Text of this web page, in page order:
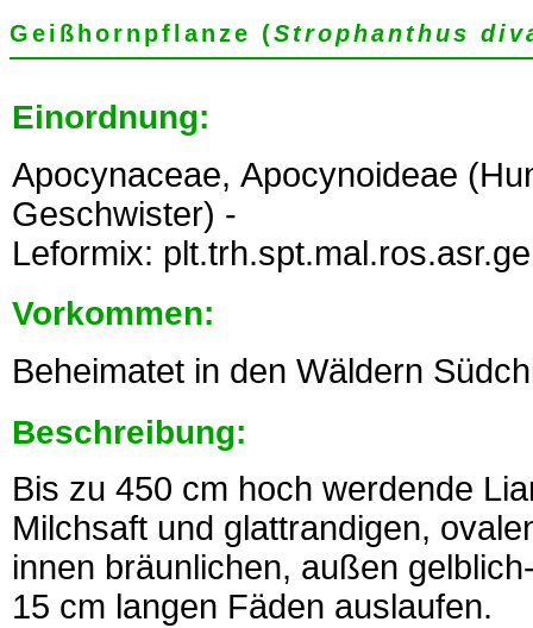
Geißhornpflanze (Strophanthus
Einordnung:
Apocynaceae, Apocynoideae
Geschwister) -
Leformix:
Vorkommen:
Beheimatet in den Wäldern
Beschreibung:
Bis zu 450 cm hoch werdende
Milchsaft und glattrandigen,
innen bräunlichen, außen
15 cm langen Fäden auslaufen.